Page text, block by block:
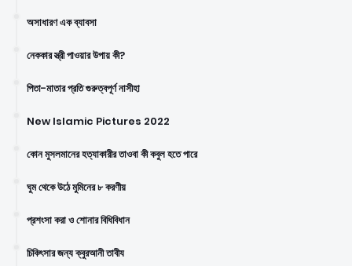
অসাধারণ এক ব্যাবসা
নেককার স্ত্রী পাওয়ার উপায় কী?
পিতা-মাতার প্রতি গুরুত্বপূর্ণ নাসীহা
New Islamic Pictures 2022
কোন মুসলমানের হত্যাকারীর তাওবা কী কবুল হতে পারে
ঘুম থেকে উঠে মুমিনের ৮ করণীয়
প্রশংসা করা ও শোনার বিধিবিধান
চিকিৎসার জন্য ক্বুরআনী তাবীয